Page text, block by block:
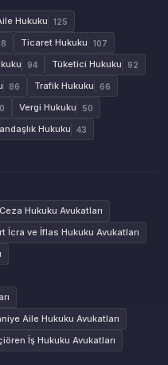
Hukuku 125
Ticaret Hukuku 107
94 Tüketici Hukuku 92
86 Trafik Hukuku 66
Vergi Hukuku 50
Hukuku 43
Hukuku Avukatları
İcra ve İflas Hukuku Avukatları
Aile Hukuku Avukatları
İş Hukuku Avukatları